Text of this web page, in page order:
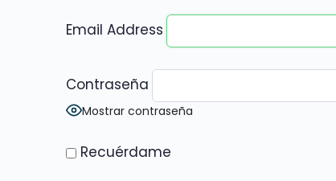
Email Address
Contraseña
Mostrar contraseña
Recuérdame